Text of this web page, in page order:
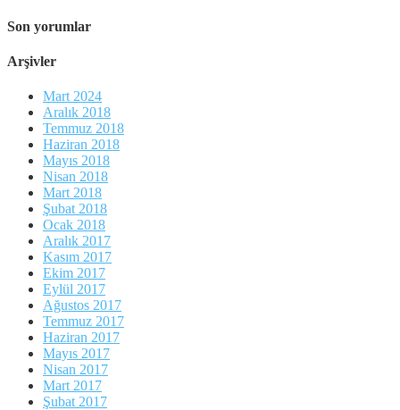
Son yorumlar
Arşivler
Mart 2024
Aralık 2018
Temmuz 2018
Haziran 2018
Mayıs 2018
Nisan 2018
Mart 2018
Şubat 2018
Ocak 2018
Aralık 2017
Kasım 2017
Ekim 2017
Eylül 2017
Ağustos 2017
Temmuz 2017
Haziran 2017
Mayıs 2017
Nisan 2017
Mart 2017
Şubat 2017